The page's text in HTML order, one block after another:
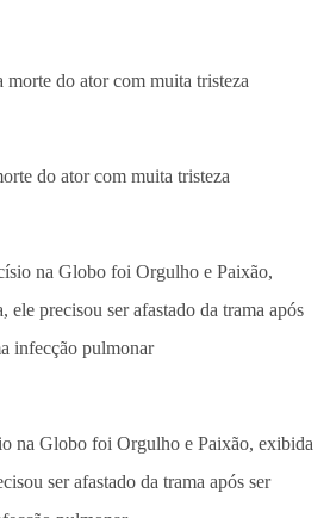
do ator com muita tristeza
na Globo foi Orgulho e Paixão, exibida
ser afastado da trama após ser